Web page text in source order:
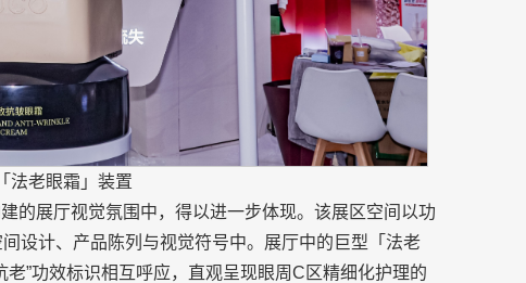
法老眼霜」装置
的展厅视觉氛围中，得以进一步体现。该展区空间以功
设计、产品陈列与视觉符号中。展厅中的巨型「法老
”功效标识相互呼应，直观呈现眼周C区精细化护理的